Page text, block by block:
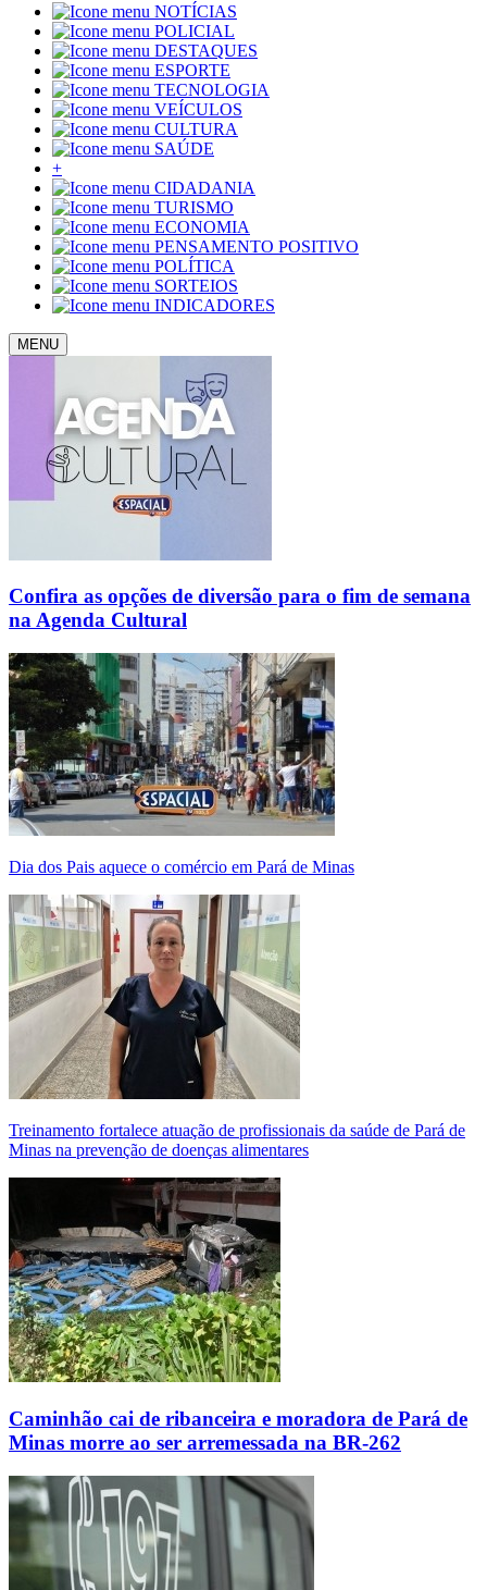
NOTÍCIAS
POLICIAL
DESTAQUES
ESPORTE
TECNOLOGIA
VEÍCULOS
CULTURA
SAÚDE
+
CIDADANIA
TURISMO
ECONOMIA
PENSAMENTO POSITIVO
POLÍTICA
SORTEIOS
INDICADORES
MENU
Confira as opções de diversão para o fim de semana
na Agenda Cultural
Dia dos Pais aquece o comércio em Pará de Minas
Treinamento fortalece atuação de profissionais da saúde de Pará de
Minas na prevenção de doenças alimentares
Caminhão cai de ribanceira e moradora de Pará de
Minas morre ao ser arremessada na BR-262